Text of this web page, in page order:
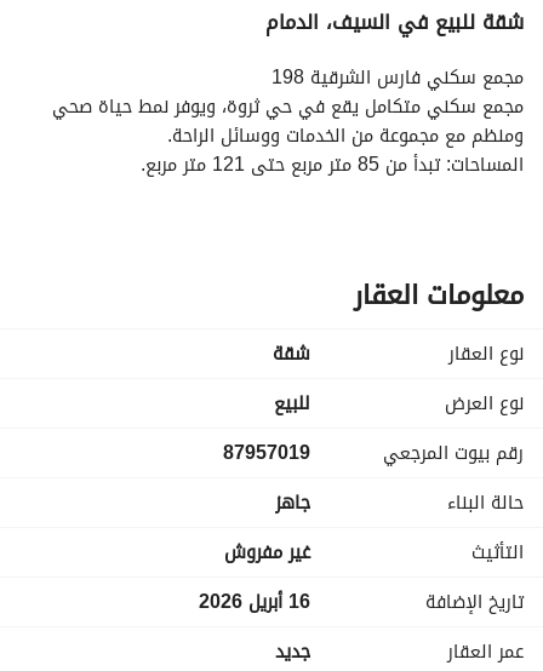
التفاصيل معلومات ترخيص الإعلان
شقة للبيع في السيف، الدمام
مجمع سكني فارس الشرقية 198
ومنظم مع مجموعة من الخدمات ووسائل الراحة.
المساحات: تبدأ من 85 متر مربع حتى 121 متر مربع.
معلومات العقار
نوع العقار
شقة
نوع العرض
للبيع
رقم بيوت المرجعي
87957019
حالة البناء
جاهز
التأثيث
غير مفروش
تاريخ الإضافة
16 أبريل 2026
عمر العقار
جديد